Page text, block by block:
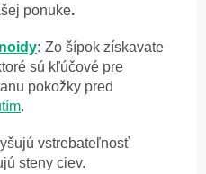
ponuke.
: Zo šípok získavate
sú kľúčové pre
pokožky pred
.
vstrebateľnosť
steny ciev.